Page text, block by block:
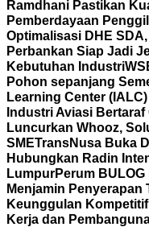
Ramdhani Pastikan
Pemberdayaan
Optimalisasi DHE
Perbankan Siap Jadi
Kebutuhan Industri
Pohon sepanjang
Learning Center
Industri Aviasi Bertaraf
Luncurkan Whooz,
SMETransNusa Buka
Hubungkan Radin
LumpurPerum
Menjamin Penyerapan
Keunggulan
Kerja dan